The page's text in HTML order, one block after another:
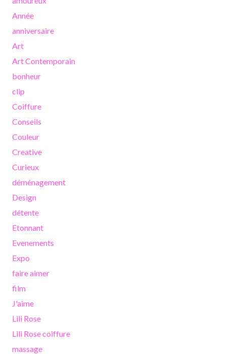
Année
anniversaire
Art
Art Contemporain
bonheur
clip
Coiffure
Conseils
Couleur
Creative
Curieux
déménagement
Design
détente
Etonnant
Evenements
Expo
faire aimer
film
J'aime
Lili Rose
Lili Rose coiffure
massage